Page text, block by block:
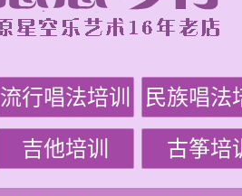
流行唱法培训 民族唱法
吉他培训 古筝培